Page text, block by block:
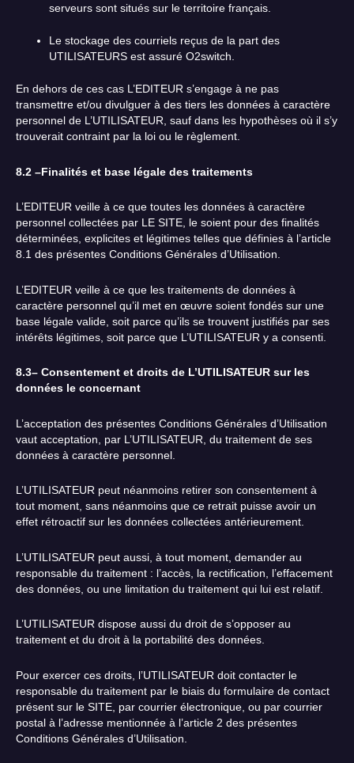
serveurs sont situés sur le territoire français.
Le stockage des courriels reçus de la part des
UTILISATEURS est assuré O2switch.
En dehors de ces cas L’EDITEUR s’engage à ne pas
transmettre et/ou divulguer à des tiers les données à caractère
personnel de L’UTILISATEUR, sauf dans les hypothèses où il s’y
trouverait contraint par la loi ou le règlement.
8.2 –Finalités et base légale des traitements
L’EDITEUR veille à ce que toutes les données à caractère
personnel collectées par LE SITE, le soient pour des finalités
déterminées, explicites et légitimes telles que définies à l’article
8.1 des présentes Conditions Générales d’Utilisation.
L’EDITEUR veille à ce que les traitements de données à
caractère personnel qu’il met en œuvre soient fondés sur une
base légale valide, soit parce qu’ils se trouvent justifiés par ses
intérêts légitimes, soit parce que L’UTILISATEUR y a consenti.
8.3– Consentement et droits de L’UTILISATEUR sur les
données le concernant
L’acceptation des présentes Conditions Générales d’Utilisation
vaut acceptation, par L’UTILISATEUR, du traitement de ses
données à caractère personnel.
L’UTILISATEUR peut néanmoins retirer son consentement à
tout moment, sans néanmoins que ce retrait puisse avoir un
effet rétroactif sur les données collectées antérieurement.
L’UTILISATEUR peut aussi, à tout moment, demander au
responsable du traitement : l’accès, la rectification, l’effacement
des données, ou une limitation du traitement qui lui est relatif.
L’UTILISATEUR dispose aussi du droit de s’opposer au
traitement et du droit à la portabilité des données.
Pour exercer ces droits, l’UTILISATEUR doit contacter le
responsable du traitement par le biais du formulaire de contact
présent sur le SITE, par courrier électronique, ou par courrier
postal à l’adresse mentionnée à l’article 2 des présentes
Conditions Générales d’Utilisation.